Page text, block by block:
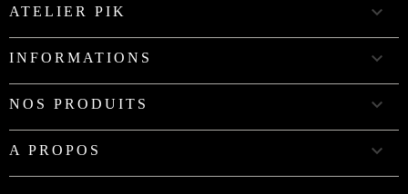
ATELIER PIK 
INFORMATIONS 
NOS PRODUITS 
A PROPOS 